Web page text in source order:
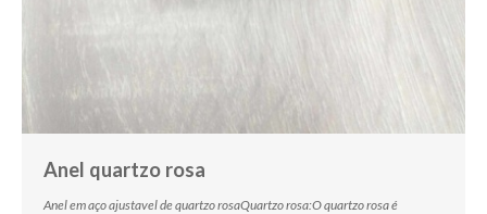
Anel quartzo rosa
Anel em aço ajustavel de quartzo rosaQuartzo rosa:O quartzo rosa é